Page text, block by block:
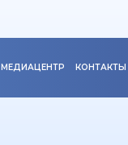
МЕДИАЦЕНТР КОНТАКТЫ